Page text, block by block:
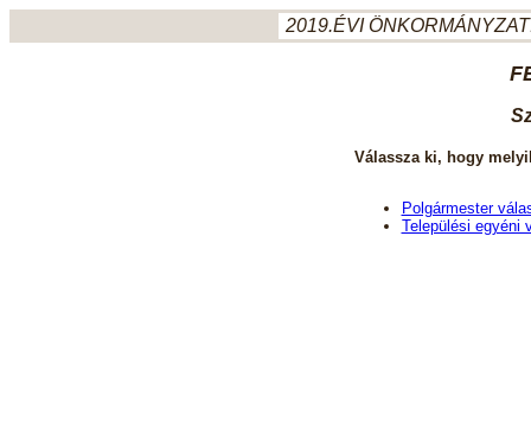
2019.ÉVI
Válassza ki, hogy
Polgármester
Települési egyéni